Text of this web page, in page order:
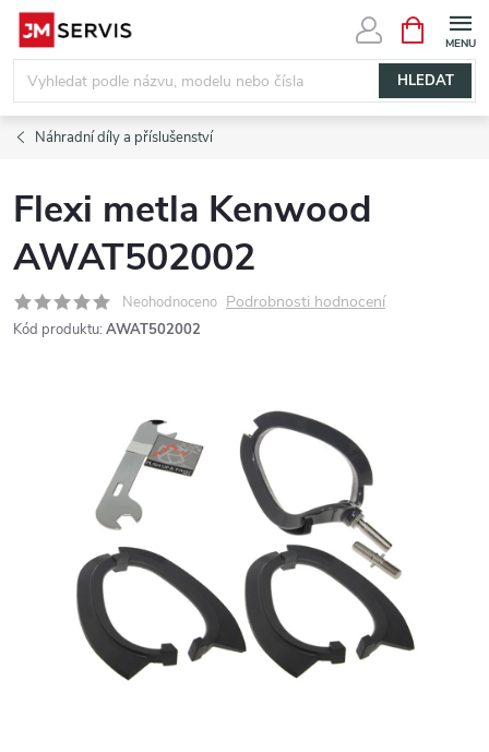
Přejít
obsah
HLEDAT
NÁKUPNÍ
KOŠÍK
Náhradní díly a příslušenství
Flexi metla Kenwood
AWAT502002
Neohodnoceno Podrobnosti hodnocení
Kód produktu: AWAT502002